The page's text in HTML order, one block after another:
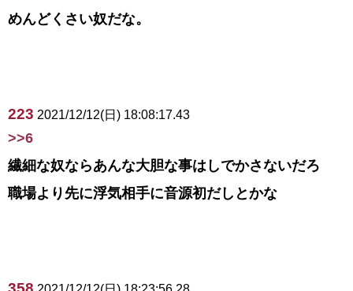
めんどくさい奴だな。
223 2021/12/12(日) 18:08:17.43
>>6
繊細な奴ならあんな大胆な事はしでかさないだろ
職場より先に浮気相手に音源初だしとかな